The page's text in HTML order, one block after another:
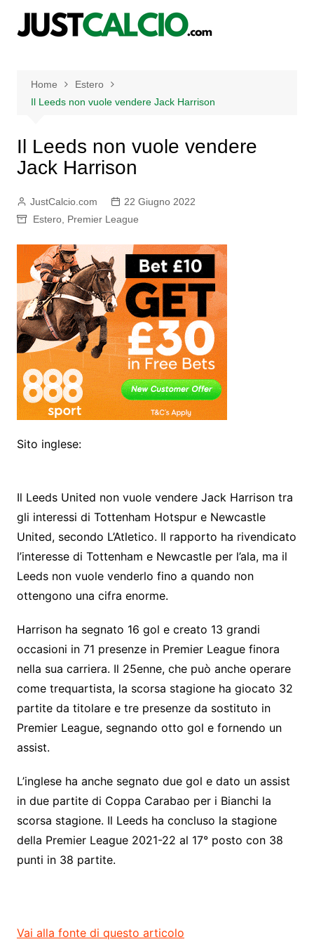
Home
Estero
Il Leeds non vuole vendere Jack Harrison
Il Leeds non vuole vendere
Jack Harrison
JustCalcio.com
22 Giugno 2022
Estero, Premier League
Sito inglese:
Il Leeds United non vuole vendere Jack Harrison tra
gli interessi di Tottenham Hotspur e Newcastle
United, secondo L’Atletico. Il rapporto ha rivendicato
l’interesse di Tottenham e Newcastle per l’ala, ma il
Leeds non vuole venderlo fino a quando non
ottengono una cifra enorme.
Harrison ha segnato 16 gol e creato 13 grandi
occasioni in 71 presenze in Premier League finora
nella sua carriera. Il 25enne, che può anche operare
come trequartista, la scorsa stagione ha giocato 32
partite da titolare e tre presenze da sostituto in
Premier League, segnando otto gol e fornendo un
assist.
L’inglese ha anche segnato due gol e dato un assist
in due partite di Coppa Carabao per i Bianchi la
scorsa stagione. Il Leeds ha concluso la stagione
della Premier League 2021-22 al 17° posto con 38
punti in 38 partite.
Vai alla fonte di questo articolo